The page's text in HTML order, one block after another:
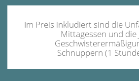
Im Preis inkludiert sind die
Mittagessen und die
Schnuppern (1